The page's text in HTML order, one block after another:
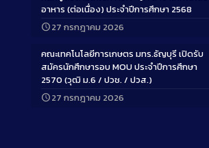
อาหาร (ต่อเนื่อง) ประจำปีการศึกษา 2568
27 กรกฎาคม 2026
คณะเทคโนโลยีการเกษตร มทร.ธัญบุรี เปิดรับ
สมัครนักศึกษารอบ MOU ประจำปีการศึกษา
2570 (วุฒิ ม.6 / ปวช. / ปวส.)
27 กรกฎาคม 2026